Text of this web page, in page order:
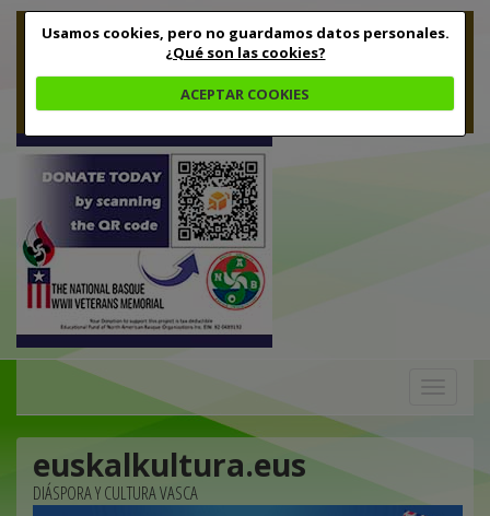
Usamos cookies, pero no guardamos datos personales.
¿Qué son las cookies?
ACEPTAR COOKIES
euskalkultura.eus
DIÁSPORA Y CULTURA VASCA